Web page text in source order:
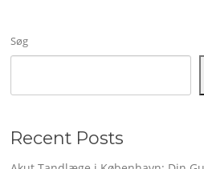
Søg
Recent Posts